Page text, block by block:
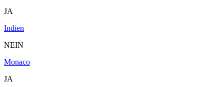
JA
Indien
NEIN
Monaco
JA